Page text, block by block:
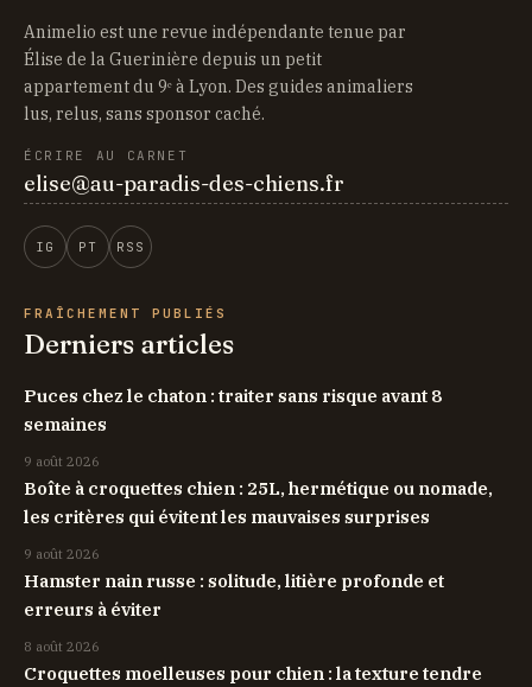
Animelio est une revue indépendante tenue par
Élise de la Guerinière depuis un petit
appartement du 9ᵉ à Lyon. Des guides animaliers
lus, relus, sans sponsor caché.
ÉCRIRE AU CARNET
elise@au-paradis-des-chiens.fr
IG PT RSS
FRAÎCHEMENT PUBLIÉS
Derniers articles
Puces chez le chaton : traiter sans risque avant 8
semaines
9 août 2026
Boîte à croquettes chien : 25L, hermétique ou nomade,
les critères qui évitent les mauvaises surprises
9 août 2026
Hamster nain russe : solitude, litière profonde et
erreurs à éviter
8 août 2026
Croquettes moelleuses pour chien : la texture tendre